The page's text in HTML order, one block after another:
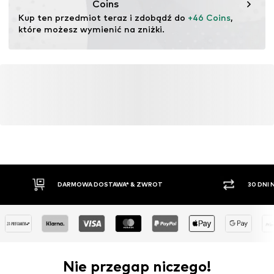
Coins
Kup ten przedmiot teraz i zdobądź do +46 Coins,
które możesz wymienić na zniżki.
DARMOWA DOSTAWA* & ZWROT 30 DNI
Nie przegap niczego!